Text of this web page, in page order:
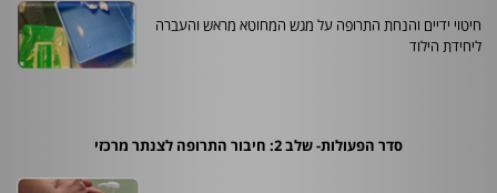
חיטוי ידיים והנחת התרופה על מגש המחוטא מראש והעברה
ליחידת הילוד
סדר הפעולות- שלב 2: חיבור התרופה לצנתר מרכזי